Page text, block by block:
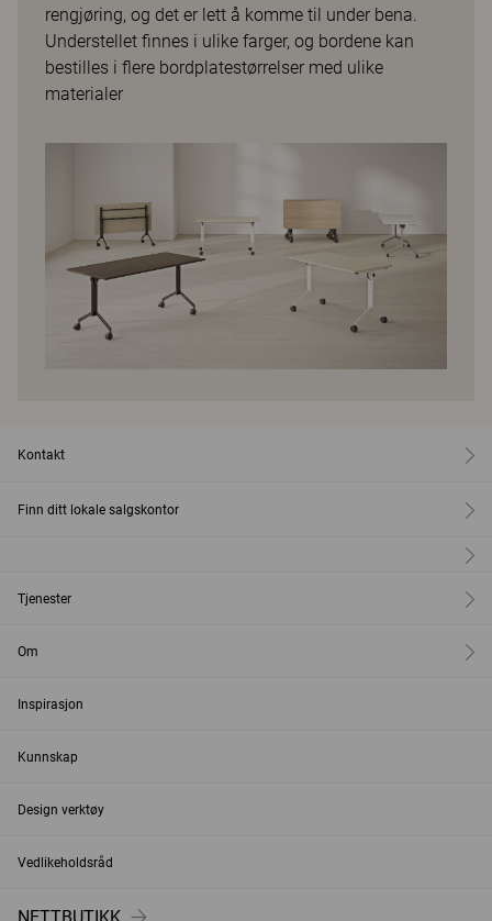
rengjøring, og det er lett å komme til under bena.
Understellet finnes i ulike farger, og bordene kan
bestilles i flere bordplatestørrelser med ulike
materialer
Kontakt
Finn ditt lokale salgskontor
Tjenester
Om
Inspirasjon
Kunnskap
Design verktøy
Vedlikeholdsråd
NETTBUTIKK